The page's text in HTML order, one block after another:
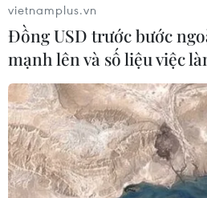
vietnamplus.vn
Đồng USD trước bước
mạnh lên và số liệu việc